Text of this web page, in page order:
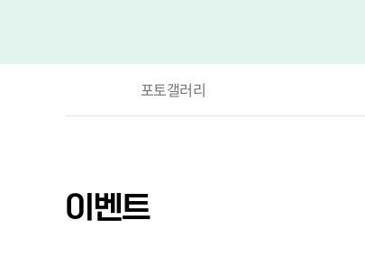
포토갤러리
이벤트